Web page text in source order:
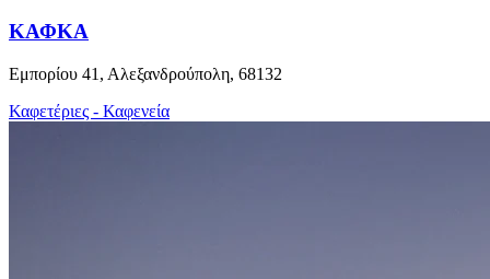
ΚΑΦΚΑ
Εμπορίου 41, Αλεξανδρούπολη, 68132
Καφετέριες - Καφενεία